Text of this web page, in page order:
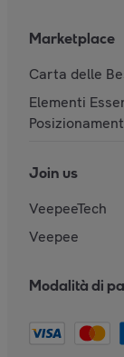
Marketplace
Carta delle
Elementi
Join us
VeepeeTech
Veepee
Modalità di